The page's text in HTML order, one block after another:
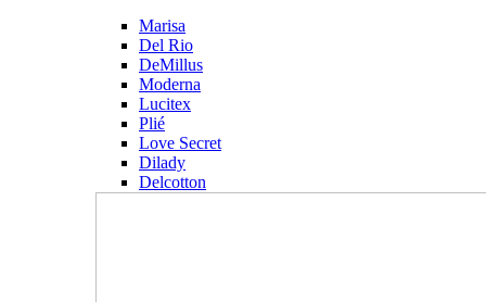
Marisa
Del Rio
DeMillus
Moderna
Lucitex
Plié
Love Secret
Dilady
Delcotton